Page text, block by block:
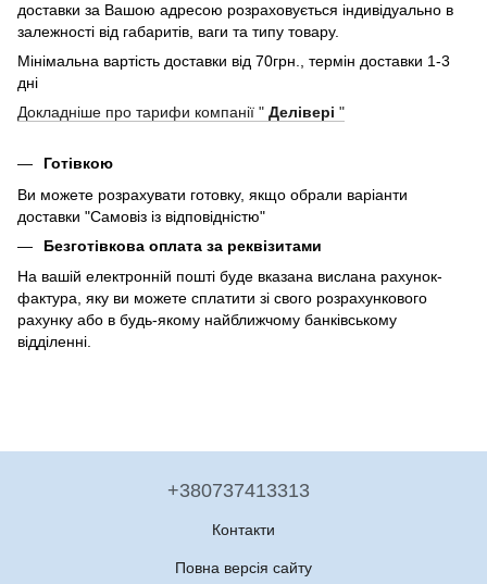
доставки за Вашою адресою розраховується індивідуально в
залежності від габаритів, ваги та типу товару.
Мінімальна вартість доставки від 70грн., термін доставки 1-3
дні
Докладніше про тарифи компанії " Делівері "
Готівкою
Ви можете розрахувати готовку, якщо обрали варіанти
доставки "Самовіз із відповідністю"
Безготівкова оплата за реквізитами
На вашій електронній пошті буде вказана вислана рахунок-
фактура, яку ви можете сплатити зі свого розрахункового
рахунку або в будь-якому найближчому банківському
відділенні.
+380737413313
Контакти
Повна версія сайту